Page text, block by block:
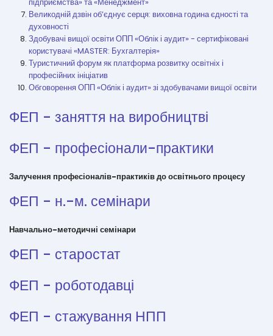
Великодній дзвін об’єднує серця: виховна година єдності та
духовності
Здобувачі вищої освіти ОПП «Облік і аудит» - сертифіковані
користувачі «MASTER: Бухгалтерія»
Туристичний форум як платформа розвитку освітніх і
професійних ініціатив
Обговорення ОПП «Облік і аудит» зі здобувачами вищої освіти
ФЕП - заняття на виробництві
ФЕП - професіонали-практики
Залучення професіоналів-практиків до освітнього процесу
ФЕП - н.-м. семінари
Навчально-методичні семінари
ФЕП - старостат
ФЕП - роботодавці
ФЕП - стажування НПП